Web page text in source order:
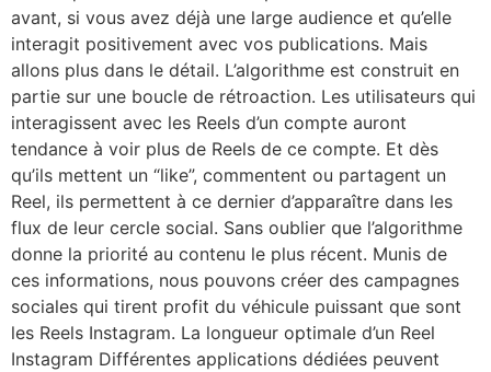
avant, si vous avez déjà une large audience et qu’elle
interagit positivement avec vos publications. Mais
allons plus dans le détail. L’algorithme est construit en
partie sur une boucle de rétroaction. Les utilisateurs qui
interagissent avec les Reels d’un compte auront
tendance à voir plus de Reels de ce compte. Et dès
qu’ils mettent un “like”, commentent ou partagent un
Reel, ils permettent à ce dernier d’apparaître dans les
flux de leur cercle social. Sans oublier que l’algorithme
donne la priorité au contenu le plus récent. Munis de
ces informations, nous pouvons créer des campagnes
sociales qui tirent profit du véhicule puissant que sont
les Reels Instagram. La longueur optimale d’un Reel
Instagram Différentes applications dédiées peuvent